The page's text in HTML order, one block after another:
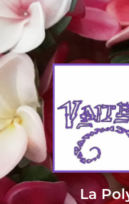
Livraison sous 24/48h en
euros d'achat en
La